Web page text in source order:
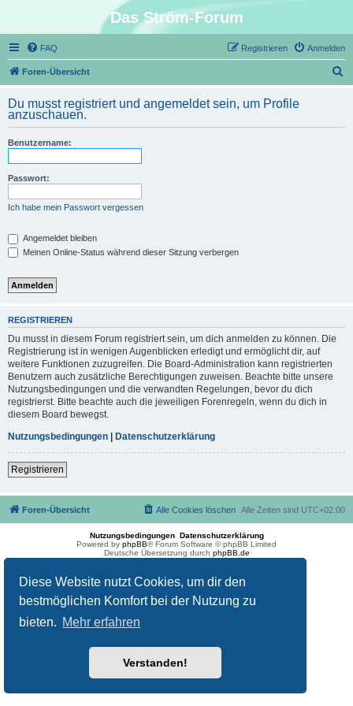
Diese Website nutzt Cookies, um dir den
bestmöglichen Komfort bei der Nutzung zu
bieten. Mehr erfahren
Verstanden!
Das Ström-Forum
FAQ Anmelden
Registrieren
Foren-Übersicht
h
Du musst registriert und angemeldet sein, um Profile
anzuschauen.
Benutzername:
Passwort:
Ich habe mein Passwort vergessen
Angemeldet bleiben
Meinen Online-Status während dieser Sitzung verbergen
REGISTRIEREN
Du musst in diesem Forum registriert sein, um dich anmelden zu können. Die
Registrierung ist in wenigen Augenblicken erledigt und ermöglicht dir, auf
weitere Funktionen zuzugreifen. Die Board-Administration kann registrierten
Benutzern auch zusätzliche Berechtigungen zuweisen. Beachte bitte unsere
Nutzungsbedingungen und die verwandten Regelungen, bevor du dich
registrierst. Bitte beachte auch die jeweiligen Forenregeln, wenn du dich in
diesem Board bewegst.
Nutzungsbedingungen | Datenschutzerklärung
Registrieren
Foren-Übersicht Alle Zeiten sind UTC+02:00
Alle Cookies löschen
Nutzungsbedingungen Datenschutzerklärung
Powered by phpBB® Forum Software © phpBB Limited
Deutsche Übersetzung durch phpBB.de